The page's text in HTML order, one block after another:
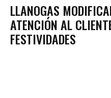
LLANOGAS
ATENCIÓN AL
FESTIVIDADES